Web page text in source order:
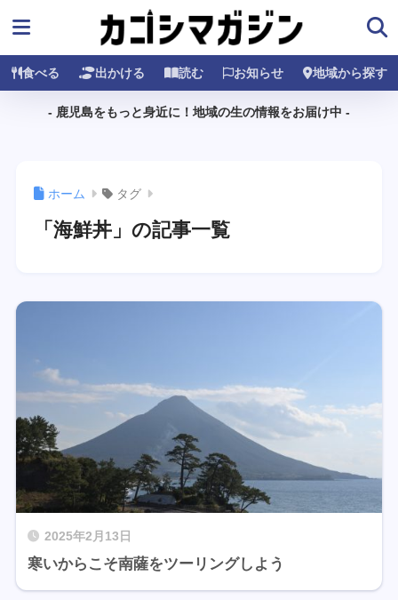
食べる 出かける 読む お知らせ 地域から探す
- 鹿児島をもっと身近に！地域の生の情報をお届け中 -
ホーム タグ
「海鮮丼」の記事一覧
2025年2月13日
寒いからこそ南薩をツーリングしよう